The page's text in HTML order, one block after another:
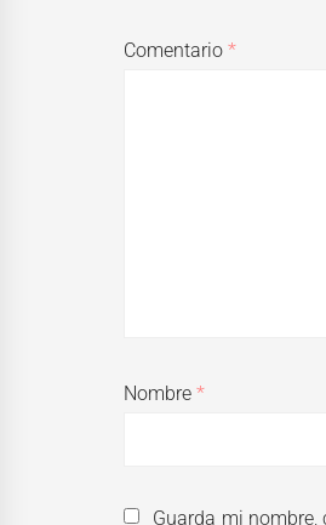
Comentario*
Nombre*
Guarda mi nombre,